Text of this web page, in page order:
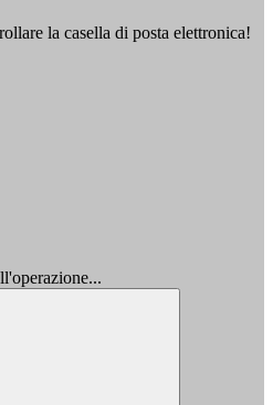
la casella di posta elettronica!